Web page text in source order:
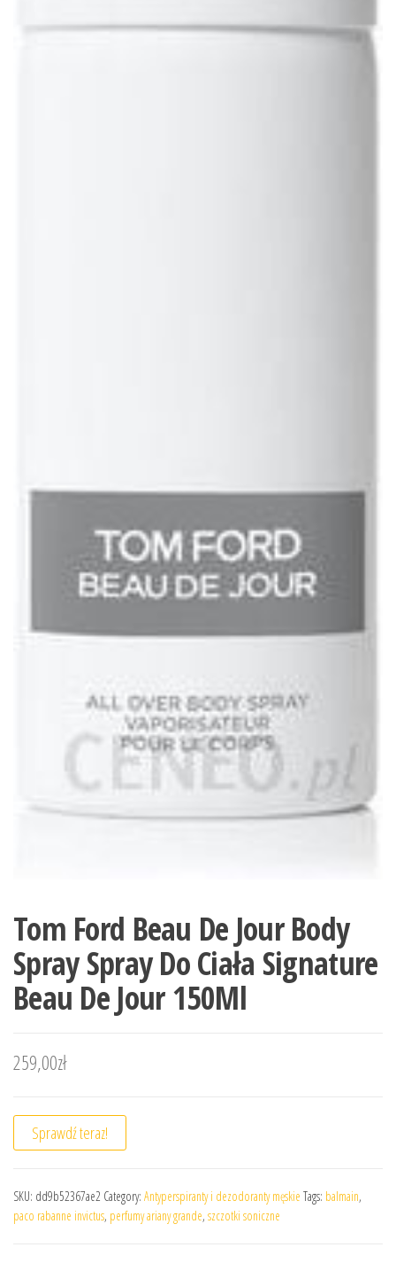
Tom Ford Beau De Jour Body
Spray Spray Do Ciała Signature
Beau De Jour 150Ml
259,00zł
Sprawdź teraz!
SKU: dd9b52367ae2 Category: Antyperspiranty i dezodoranty męskie Tags: balmain,
paco rabanne invictus, perfumy ariany grande, szczotki soniczne